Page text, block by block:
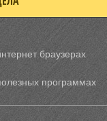
браузерах
программах